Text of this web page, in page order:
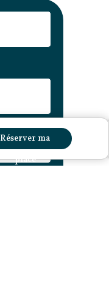
Réserver ma
place